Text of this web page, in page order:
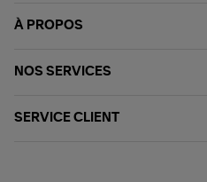
À PROPOS
NOS SERVICES
SERVICE CLIENT